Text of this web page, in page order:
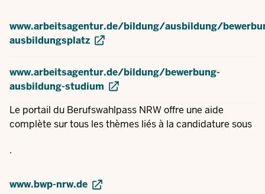
www.arbeitsagentur.de/bildung/ausbildung/
ausbildungsplatz
www.arbeitsagentur.de/bildung/bewerbung-
ausbildung-studium
Le portail du Berufswahlpass NRW offre une aide
complète sur tous les thèmes liés à la candidature sous
.
www.bwp-nrw.de